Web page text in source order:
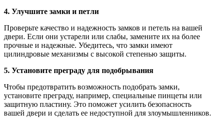
4. Улучшите замки и петли
Проверьте качество и надежность замков и петель на вашей
двери. Если они устарели или слабы, замените их на более
прочные и надежные. Убедитесь, что замки имеют
цилиндровые механизмы с высокой степенью защиты.
5. Установите преграду для подобрывания
Чтобы предотвратить возможность подобрать замки,
установите преграду, например, специальные пинцеты или
защитную пластину. Это поможет усилить безопасность
вашей двери и сделать ее недоступной для злоумышленников.